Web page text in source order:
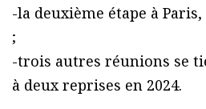
-la deuxième étape à
;
-trois autres réunions se
à deux reprises en 2024.